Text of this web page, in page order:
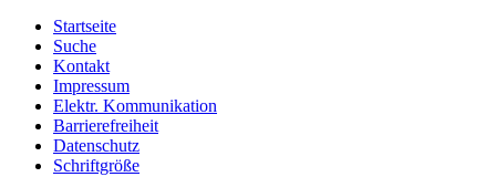
Startseite
Suche
Kontakt
Impressum
Elektr. Kommunikation
Barrierefreiheit
Datenschutz
Schriftgröße